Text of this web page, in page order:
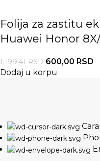
Folija za zastitu
Huawei Honor
1.199,41RSD 600,00 RSD
Dodaj u korpu